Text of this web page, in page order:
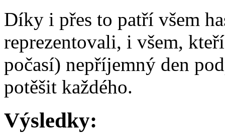
Díky i přes to patří všem
reprezentovali, i všem,
počasí) nepříjemný den
potěšit každého.
Výsledky: